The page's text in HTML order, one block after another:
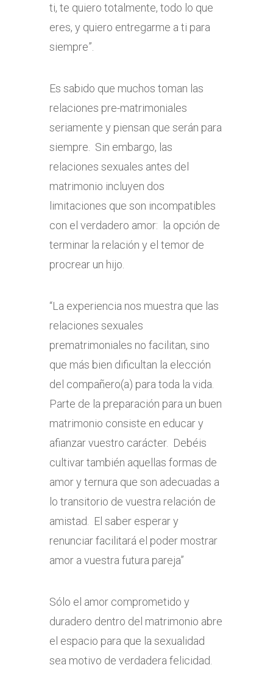
ti, te quiero totalmente, todo lo que
eres, y quiero entregarme a ti para
siempre”.
Es sabido que muchos toman las
relaciones pre-matrimoniales
seriamente y piensan que serán para
siempre. Sin embargo, las
relaciones sexuales antes del
matrimonio incluyen dos
limitaciones que son incompatibles
con el verdadero amor: la opción de
terminar la relación y el temor de
procrear un hijo.
“La experiencia nos muestra que las
relaciones sexuales
prematrimoniales no facilitan, sino
que más bien dificultan la elección
del compañero(a) para toda la vida.
Parte de la preparación para un buen
matrimonio consiste en educar y
afianzar vuestro carácter. Debéis
cultivar también aquellas formas de
amor y ternura que son adecuadas a
lo transitorio de vuestra relación de
amistad. El saber esperar y
renunciar facilitará el poder mostrar
amor a vuestra futura pareja”
Sólo el amor comprometido y
duradero dentro del matrimonio abre
el espacio para que la sexualidad
sea motivo de verdadera felicidad.